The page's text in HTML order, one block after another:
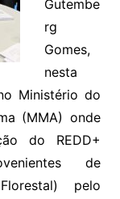
Gutembe
rg
Gomes,
nesta
Ministério do
(MMA) onde
do REDD+
de
pelo